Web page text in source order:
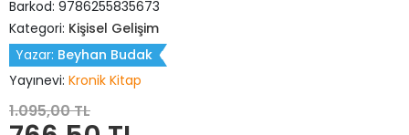
Barkod: 9786255835673
Kategori: Kişisel Gelişim
Yazar: Beyhan Budak
Yayınevi: Kronik Kitap
1.095,00 TL